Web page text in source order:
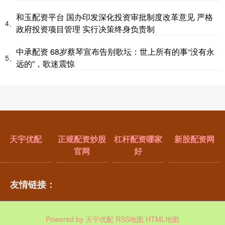
4、
和玉配资平台 国办印发深化投资审批制度改革意见 严格
政府投资项目管理 实行决策终身负责制
5、
中承配资 68岁蔡琴宣布告别歌坛：世上所有的事“没有永
远的”，歌迷震惊
天宇优配
正规配资炒股
官网
杠杆配资哪家
好
新股配资网
友情链接：
Powered by 天宇优配 RSS地图 HTML地图